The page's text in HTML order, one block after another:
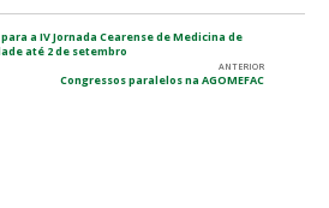
a IV Jornada Cearense de Medicina de
até 2 de setembro
ANTERIOR
Congressos paralelos na AGOMEFAC